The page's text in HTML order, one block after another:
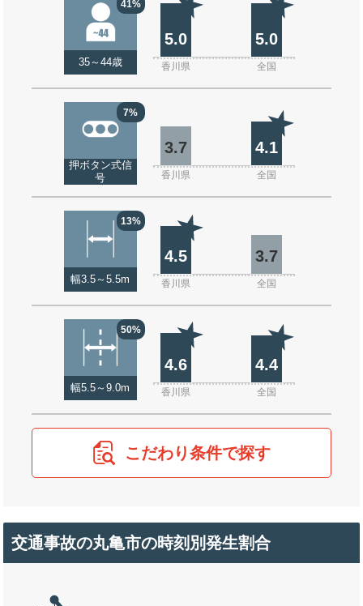
41%
35～44歳
5.0 5.0
香川県 全国
7%
押ボタン式信
号
3.7 4.1
香川県 全国
13%
幅3.5～5.5m
4.5 3.7
香川県 全国
50%
幅5.5～9.0m
4.6 4.4
香川県 全国
こだわり条件で探す
交通事故の丸亀市の時刻別発生割合